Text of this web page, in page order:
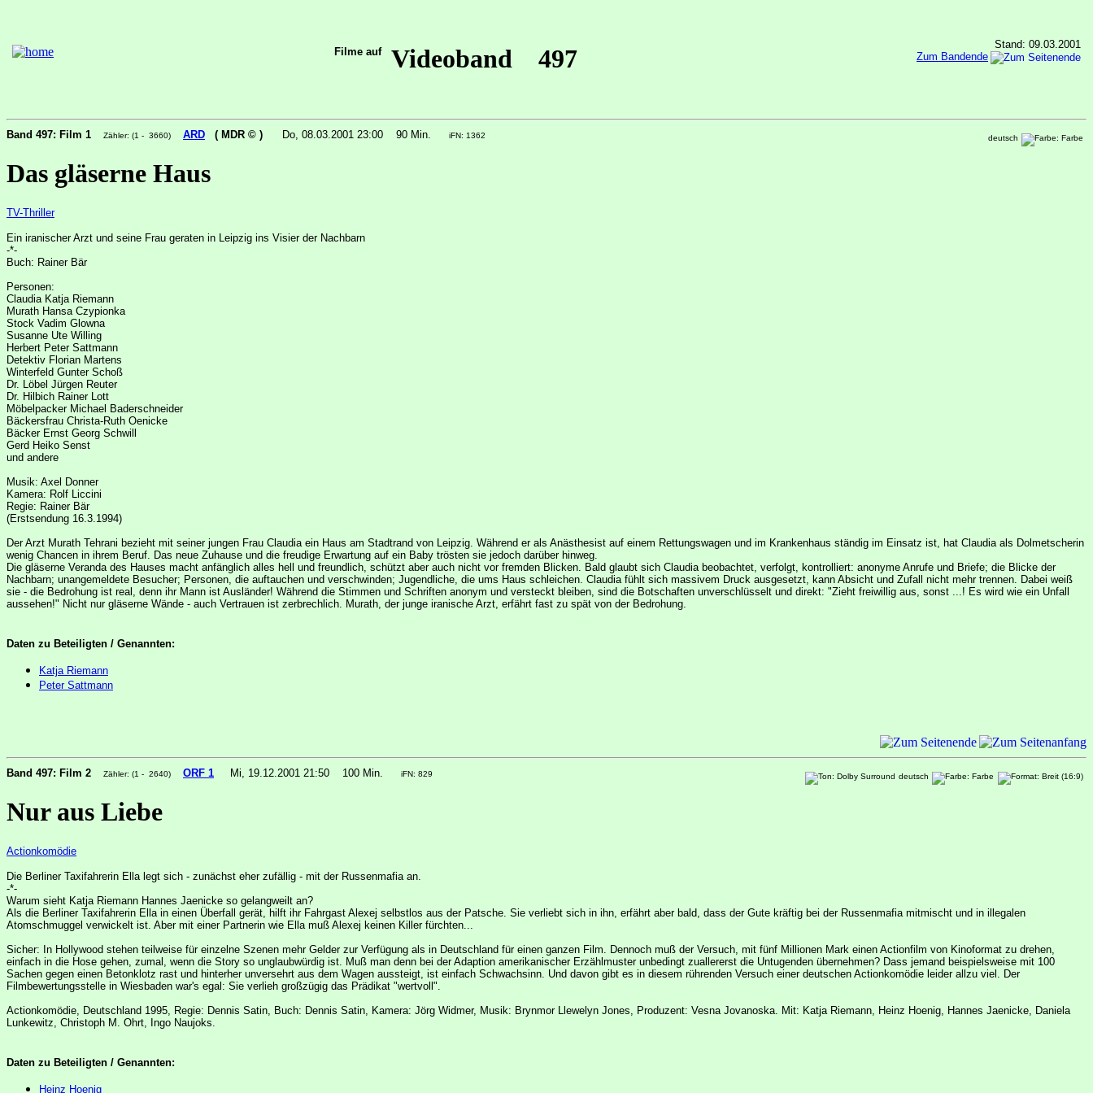
Filme auf Videoband 497
Stand: 09.03.2001
Zum Bandende
Band 497: Film 1 Zähler: (1 - 3660) ARD ( MDR © ) Do, 08.03.2001 23:00 90 Min. deutsch
iFN: 1362
Das gläserne Haus
TV-Thriller
Ein iranischer Arzt und seine Frau geraten in Leipzig ins Visier der Nachbarn
-*-
Buch: Rainer Bär
Personen:
Claudia Katja Riemann
Murath Hansa Czypionka
Stock Vadim Glowna
Susanne Ute Willing
Herbert Peter Sattmann
Detektiv Florian Martens
Winterfeld Gunter Schoß
Dr. Löbel Jürgen Reuter
Dr. Hilbich Rainer Lott
Möbelpacker Michael Baderschneider
Bäckersfrau Christa-Ruth Oenicke
Bäcker Ernst Georg Schwill
Gerd Heiko Senst
und andere
Musik: Axel Donner
Kamera: Rolf Liccini
Regie: Rainer Bär
(Erstsendung 16.3.1994)
Der Arzt Murath Tehrani bezieht mit seiner jungen Frau Claudia ein Haus am Stadtrand von Leipzig. Während er als Anästhesist auf einem Rettungswagen und im Krankenhaus ständig im Einsatz ist, hat Claudia als Dolmetscherin
wenig Chancen in ihrem Beruf. Das neue Zuhause und die freudige Erwartung auf ein Baby trösten sie jedoch darüber hinweg.
Die gläserne Veranda des Hauses macht anfänglich alles hell und freundlich, schützt aber auch nicht vor fremden Blicken. Bald glaubt sich Claudia beobachtet, verfolgt, kontrolliert: anonyme Anrufe und Briefe; die Blicke der
Nachbarn; unangemeldete Besucher; Personen, die auftauchen und verschwinden; Jugendliche, die ums Haus schleichen. Claudia fühlt sich massivem Druck ausgesetzt, kann Absicht und Zufall nicht mehr trennen. Dabei weiß
sie - die Bedrohung ist real, denn ihr Mann ist Ausländer! Während die Stimmen und Schriften anonym und versteckt bleiben, sind die Botschaften unverschlüsselt und direkt: "Zieht freiwillig aus, sonst ...! Es wird wie ein Unfall
aussehen!" Nicht nur gläserne Wände - auch Vertrauen ist zerbrechlich. Murath, der junge iranische Arzt, erfährt fast zu spät von der Bedrohung.
Daten zu Beteiligten / Genannten:
Katja Riemann
Peter Sattmann
Band 497: Film 2 Zähler: (1 - 2640) ORF 1 Mi, 19.12.2001 21:50 100 Min. deutsch
iFN: 829
Nur aus Liebe
Actionkomödie
Die Berliner Taxifahrerin Ella legt sich - zunächst eher zufällig - mit der Russenmafia an.
-*-
Warum sieht Katja Riemann Hannes Jaenicke so gelangweilt an?
Als die Berliner Taxifahrerin Ella in einen Überfall gerät, hilft ihr Fahrgast Alexej selbstlos aus der Patsche. Sie verliebt sich in ihn, erfährt aber bald, dass der Gute kräftig bei der Russenmafia mitmischt und in illegalen
Atomschmuggel verwickelt ist. Aber mit einer Partnerin wie Ella muß Alexej keinen Killer fürchten...
Sicher: In Hollywood stehen teilweise für einzelne Szenen mehr Gelder zur Verfügung als in Deutschland für einen ganzen Film. Dennoch muß der Versuch, mit fünf Millionen Mark einen Actionfilm von Kinoformat zu drehen,
einfach in die Hose gehen, zumal, wenn die Story so unglaubwürdig ist. Muß man denn bei der Adaption amerikanischer Erzählmuster unbedingt zuallererst die Untugenden übernehmen? Dass jemand beispielsweise mit 100
Sachen gegen einen Betonklotz rast und hinterher unversehrt aus dem Wagen aussteigt, ist einfach Schwachsinn. Und davon gibt es in diesem rührenden Versuch einer deutschen Actionkomödie leider allzu viel. Der
Filmbewertungsstelle in Wiesbaden war's egal: Sie verlieh großzügig das Prädikat "wertvoll".
Actionkomödie, Deutschland 1995, Regie: Dennis Satin, Buch: Dennis Satin, Kamera: Jörg Widmer, Musik: Brynmor Llewelyn Jones, Produzent: Vesna Jovanoska. Mit: Katja Riemann, Heinz Hoenig, Hannes Jaenicke, Daniela
Lunkewitz, Christoph M. Ohrt, Ingo Naujoks.
Daten zu Beteiligten / Genannten:
Heinz Hoenig